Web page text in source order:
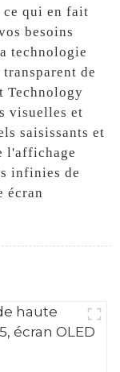
ce qui en fait
besoins
technologie
de
Technology
visuelles et
saisissants et
l'affichage
infinies de
écran